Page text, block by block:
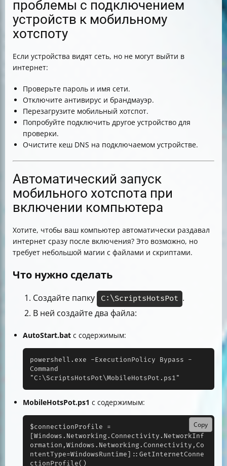
проблемы с подключением
устройств к мобильному
хотспоту
Если устройства видят сеть, но не могут выйти в
интернет:
Проверьте пароль и имя сети.
Отключите антивирус и брандмауэр.
Перезагрузите мобильный хотспот.
Попробуйте подключить другое устройство для
проверки.
Очистите кеш DNS на подключаемом устройстве.
Автоматический запуск
мобильного хотспота при
включении компьютера
Хотите, чтобы ваш компьютер автоматически раздавал
интернет сразу после включения? Это возможно, но
требует небольшой магии с файлами и скриптами.
Что нужно сделать
Создайте папку C:\ScriptsHotsPot .
В ней создайте два файла:
AutoStart.bat с содержимым:
powershell.exe -ExecutionPolicy Bypass -
Command
"C:\ScriptsHotsPot\MobileHotsPot.ps1"
MobileHotsPot.ps1 с содержимым:
$connectionProfile =
[Windows.Networking.Connectivity.NetworkInf
ormation,Windows.Networking.Connectivity,Co
ntentType=WindowsRuntime]::GetInternetConne
ctionProfile()
Copy